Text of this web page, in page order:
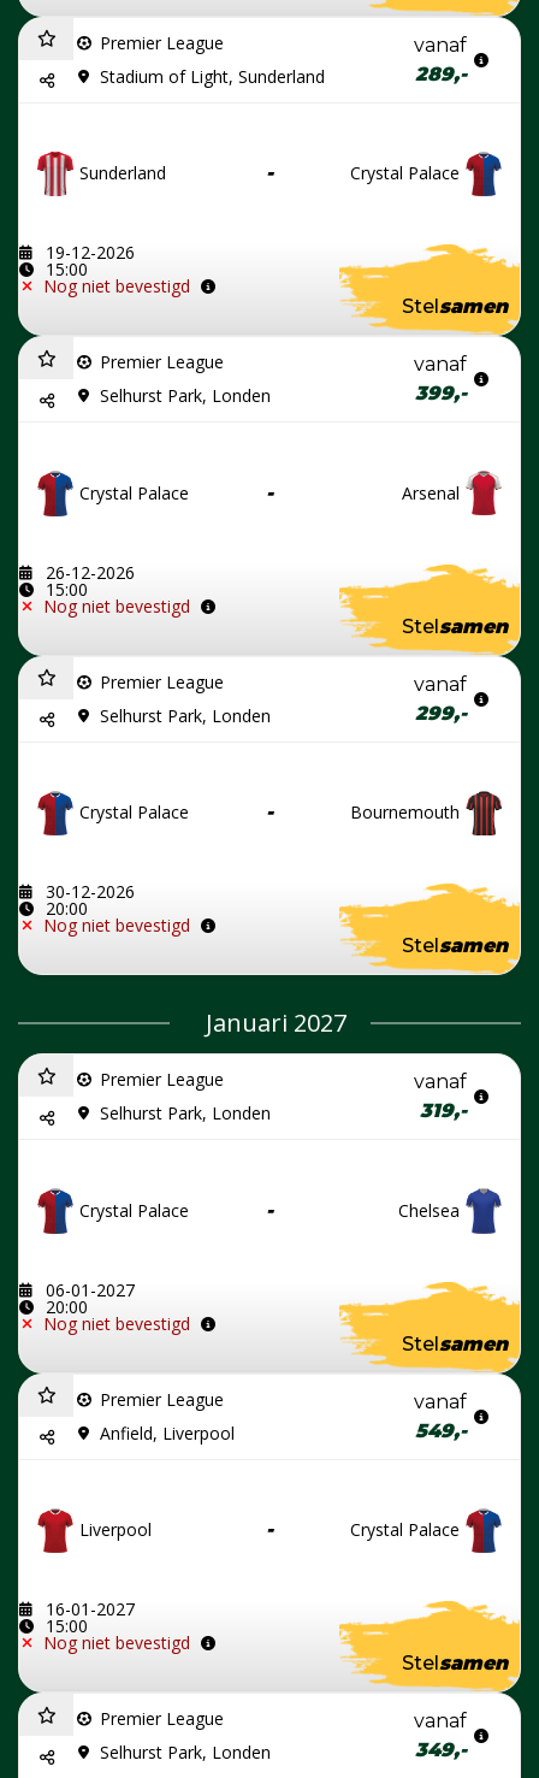
Premier League
Stadium of Light, Sunderland
vanaf
289,-
Sunderland - Crystal Palace
19-12-2026
15:00
Nog niet bevestigd
Stelsamen
Premier League
Selhurst Park, Londen
vanaf
399,-
Crystal Palace - Arsenal
26-12-2026
15:00
Nog niet bevestigd
Stelsamen
Premier League
Selhurst Park, Londen
vanaf
299,-
Crystal Palace - Bournemouth
30-12-2026
20:00
Nog niet bevestigd
Stelsamen
Januari 2027
Premier League
Selhurst Park, Londen
vanaf
319,-
Crystal Palace - Chelsea
06-01-2027
20:00
Nog niet bevestigd
Stelsamen
Premier League
Anfield, Liverpool
vanaf
549,-
Liverpool - Crystal Palace
16-01-2027
15:00
Nog niet bevestigd
Stelsamen
Premier League
Selhurst Park, Londen
vanaf
349,-